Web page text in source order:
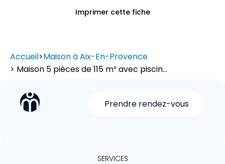
Imprimer cette fiche
Accueil>Maison à Aix-En-Provence
> Maison 5 pièces de 115 m² avec piscin...
Prendre rendez-vous
SERVICES